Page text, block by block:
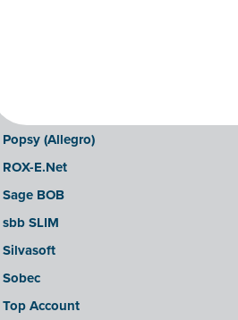
OfficeM (IntraDev)
Popsy (Allegro)
ROX-E.Net
Sage BOB
sbb SLIM
Silvasoft
Sobec
Top Account